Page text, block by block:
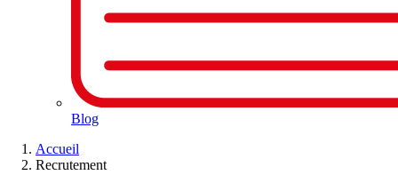
Blog
Accueil
Recrutement